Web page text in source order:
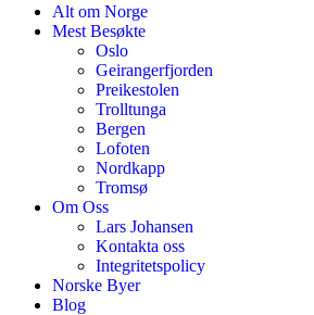
Alt om Norge
Mest Besøkte
Oslo
Geirangerfjorden
Preikestolen
Trolltunga
Bergen
Lofoten
Nordkapp
Tromsø
Om Oss
Lars Johansen
Kontakta oss
Integritetspolicy
Norske Byer
Blog